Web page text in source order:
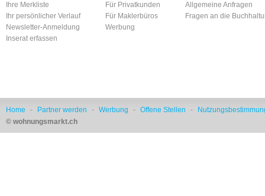
Ihre Merkliste
Ihr persönlicher Verlauf
Newsletter-Anmeldung
Inserat erfassen
Für Privatkunden
Für Maklerbüros
Werbung
Allgemeine Anfragen
Fragen an die
Home - Partner werden - Werbung - Offene Stellen -
© wohnungsmarkt.ch